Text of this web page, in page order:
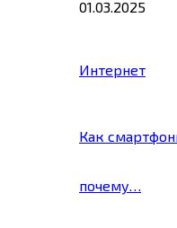
01.03.2025
Интернет
Как
почему…